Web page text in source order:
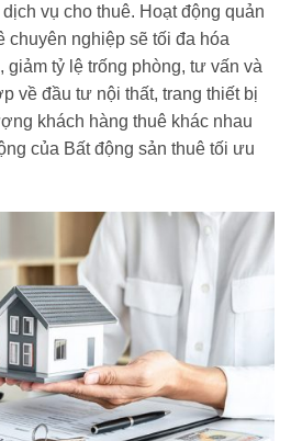
vụ cho thuê. Hoạt động quản
chuyên nghiệp sẽ tối đa hóa
tỷ lệ trống phòng, tư vấn và
về đầu tư nội thất, trang thiết bị
khách hàng thuê khác nhau
của Bất động sản thuê tối ưu